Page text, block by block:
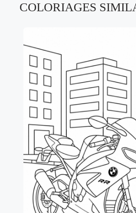
COLORIAGES